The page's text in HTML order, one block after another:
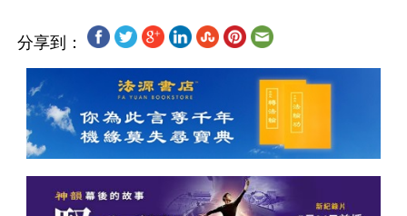
分享到：